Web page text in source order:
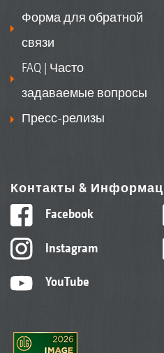
Форма для обратной
связи
FAQ | Часто
задаваемые вопросы
Пресс-релизы
Контакты &
Facebook
Instagram
YouTube